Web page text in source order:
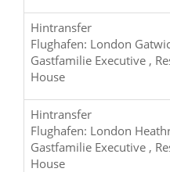
Hintransfer
Flughafen: London
Gastfamilie Executive ,
House
Hintransfer
Flughafen: London
Gastfamilie Executive ,
House